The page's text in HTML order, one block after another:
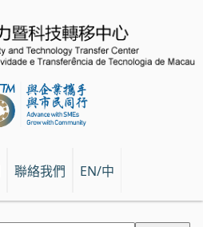
聯絡我們 EN/中